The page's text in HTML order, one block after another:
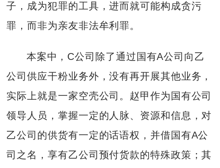
子，成为犯罪的工具，进而就可能构成贪污
罪，而非为亲友非法牟利罪。
本案中，C公司除了通过国有A公司向乙
公司供应干粉业务外，没有再开展其他业务，
实际上就是一家空壳公司。赵甲作为国有公司
领导人员，掌握一定的人脉、资源和信息，对
乙公司的供货有一定的话语权，并借国有A公
司之名，享有乙公司预付货款的特殊政策；其